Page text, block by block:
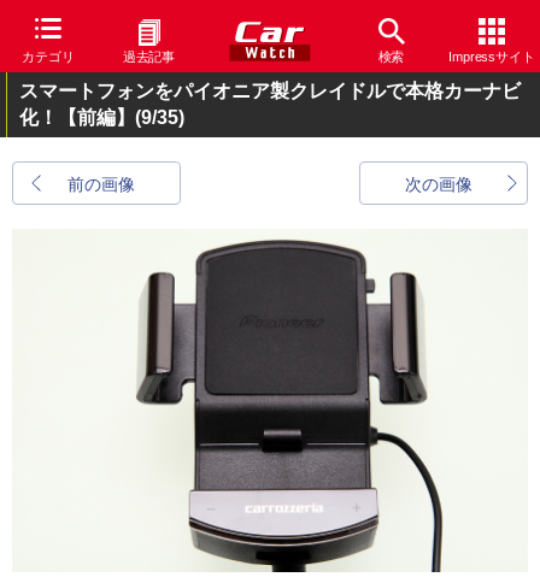
カテゴリ 過去記事 検索 Impressサイト
スマートフォンをパイオニア製クレイドルで本格カーナビ
化！【前編】 (9/35)
前の画像 次の画像